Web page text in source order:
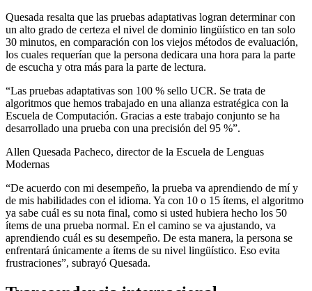
Quesada resalta que las pruebas adaptativas logran determinar con
un alto grado de certeza el nivel de dominio lingüístico en tan solo
30 minutos, en comparación con los viejos métodos de evaluación,
los cuales requerían que la persona dedicara una hora para la parte
de escucha y otra más para la parte de lectura.
“Las pruebas adaptativas son 100 % sello UCR. Se trata de
algoritmos que hemos trabajado en una alianza estratégica con la
Escuela de Computación. Gracias a este trabajo conjunto se ha
desarrollado una prueba con una precisión del 95 %”.
Allen Quesada Pacheco, director de la Escuela de Lenguas
Modernas
“De acuerdo con mi desempeño, la prueba va aprendiendo de mí y
de mis habilidades con el idioma. Ya con 10 o 15 ítems, el algoritmo
ya sabe cuál es su nota final, como si usted hubiera hecho los 50
ítems de una prueba normal. En el camino se va ajustando, va
aprendiendo cuál es su desempeño. De esta manera, la persona se
enfrentará únicamente a ítems de su nivel lingüístico. Eso evita
frustraciones”, subrayó Quesada.